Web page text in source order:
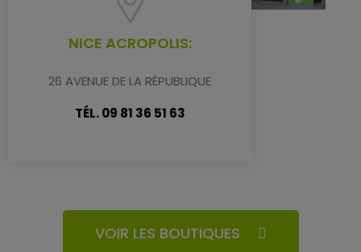
NICE ACROPOLIS:
26 AVENUE DE LA RÉPUBLIQUE
TÉL. 09 81 36 51 63
VOIR LES BOUTIQUES